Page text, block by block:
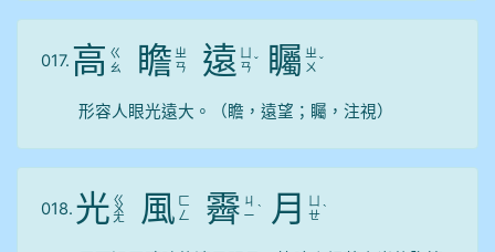
017. 高 ㄍ
ㄠ
瞻 ㄓ
ㄢ
遠 ㄢ ˇ 矚 ㄓ
ㄨ ˇ
形容人眼光遠大。（瞻，遠望；矚，注視）
018. 光 ㄍ
ㄨ
ㄤ 風 ㄈ
ㄥ
霽 ㄐ
ㄧ ˋ 月
ㄝˋ